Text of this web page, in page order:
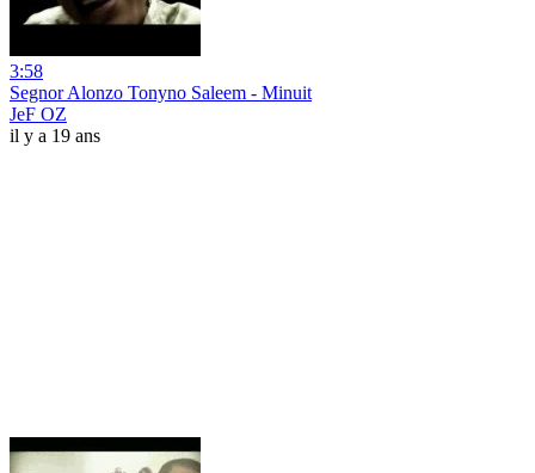
3:58
Segnor Alonzo Tonyno Saleem - Minuit
JeF OZ
il y a 19 ans